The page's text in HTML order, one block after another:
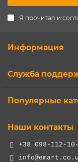
Я прочитал и
Информация
Служба
Популярные
Наши контакты
+38 098-112-